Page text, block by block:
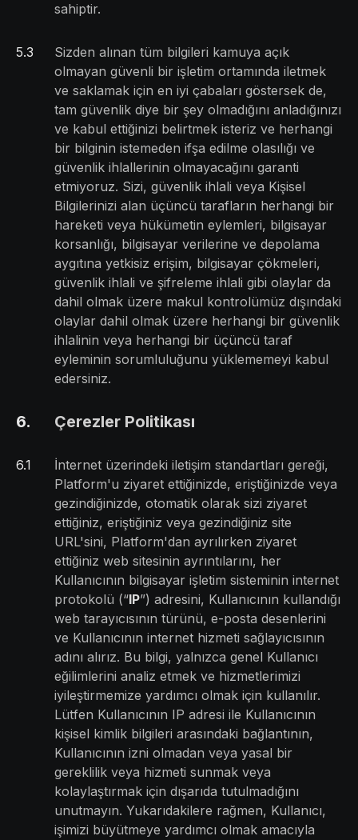
sahiptir.
5.3
Sizden alınan tüm bilgileri kamuya açık
olmayan güvenli bir işletim ortamında iletmek
ve saklamak için en iyi çabaları göstersek de,
tam güvenlik diye bir şey olmadığını anladığınızı
ve kabul ettiğinizi belirtmek isteriz ve herhangi
bir bilginin istemeden ifşa edilme olasılığı ve
güvenlik ihlallerinin olmayacağını garanti
etmiyoruz. Sizi, güvenlik ihlali veya Kişisel
Bilgilerinizi alan üçüncü tarafların herhangi bir
hareketi veya hükümetin eylemleri, bilgisayar
korsanlığı, bilgisayar verilerine ve depolama
aygıtına yetkisiz erişim, bilgisayar çökmeleri,
güvenlik ihlali ve şifreleme ihlali gibi olaylar da
dahil olmak üzere makul kontrolümüz dışındaki
olaylar dahil olmak üzere herhangi bir güvenlik
ihlalinin veya herhangi bir üçüncü taraf
eyleminin sorumluluğunu yüklememeyi kabul
edersiniz.
6. Çerezler Politikası
6.1
İnternet üzerindeki iletişim standartları gereği,
Platform'u ziyaret ettiğinizde, eriştiğinizde veya
gezindiğinizde, otomatik olarak sizi ziyaret
ettiğiniz, eriştiğiniz veya gezindiğiniz site
URL'sini, Platform'dan ayrılırken ziyaret
ettiğiniz web sitesinin ayrıntılarını, her
Kullanıcının bilgisayar işletim sisteminin internet
protokolü (“IP”) adresini, Kullanıcının kullandığı
web tarayıcısının türünü, e-posta desenlerini
ve Kullanıcının internet hizmeti sağlayıcısının
adını alırız. Bu bilgi, yalnızca genel Kullanıcı
eğilimlerini analiz etmek ve hizmetlerimizi
iyileştirmemize yardımcı olmak için kullanılır.
Lütfen Kullanıcının IP adresi ile Kullanıcının
kişisel kimlik bilgileri arasındaki bağlantının,
Kullanıcının izni olmadan veya yasal bir
gereklilik veya hizmeti sunmak veya
kolaylaştırmak için dışarıda tutulmadığını
unutmayın. Yukarıdakilere rağmen, Kullanıcı,
işimizi büyütmeye yardımcı olmak amacıyla